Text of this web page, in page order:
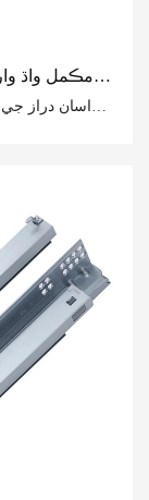
سادگي واري ڊرامن سلائيز سلائيڊس (هينڊل سان)
اسان دراز
ٺاهيو، ۽ هڪ بي
کي بهتر